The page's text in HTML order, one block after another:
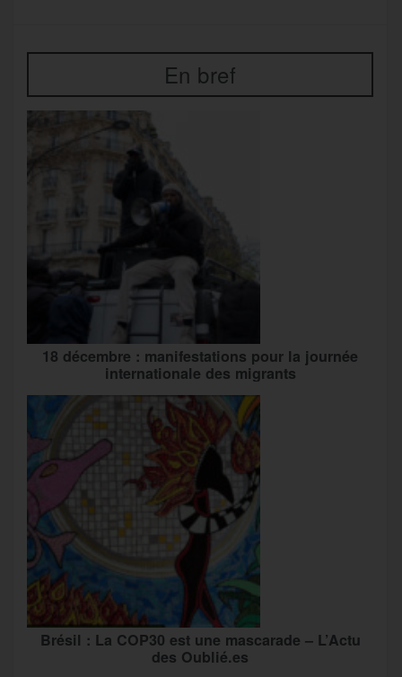
En bref
18 décembre : manifestations pour la journée
internationale des migrants
Brésil : La COP30 est une mascarade – L’Actu
des Oublié.es